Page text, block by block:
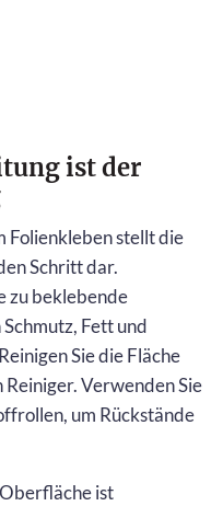
ist der
Folienkleben stellt die
Schritt dar.
zu beklebende
Fett und
Sie die Fläche
Verwenden Sie
um Rückstände
ist